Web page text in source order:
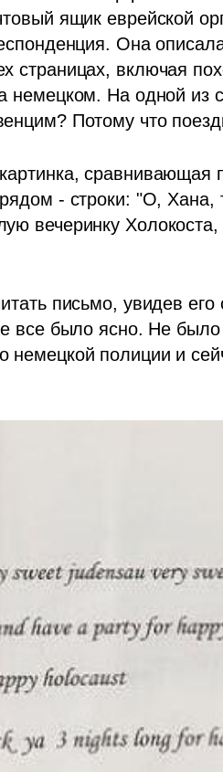
ящик еврейской
Она
страницах, включая
немецком. На одной из
Потому что
сравнивающая
- строки: "О, Хана,
вечеринку Холокоста,
письмо, увидев
все было ясно. Не
полиции и